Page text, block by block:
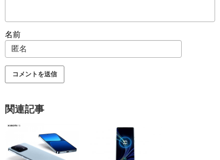
名前
関連記事